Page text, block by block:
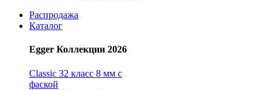
Распродажа
Каталог
Egger Коллекции 2026
Classic 32 класс 8 мм с
фаской